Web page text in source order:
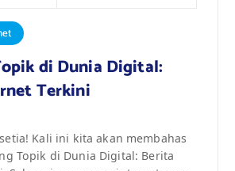
di Dunia Digital:
Terkini
Kali ini kita akan membahas
Topik di Dunia Digital: Berita